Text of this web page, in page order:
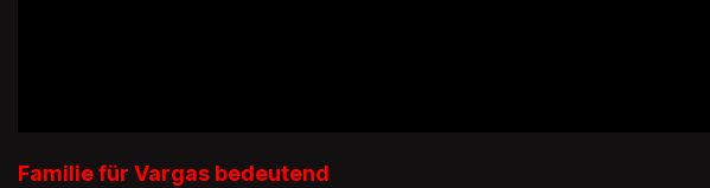
Familie für Vargas bedeutend